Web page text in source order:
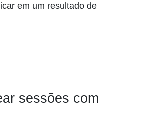
em um resultado de
sessões com